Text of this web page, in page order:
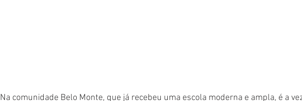
Na comunidade Belo Monte, que já recebeu uma escola moderna e ampla, é a